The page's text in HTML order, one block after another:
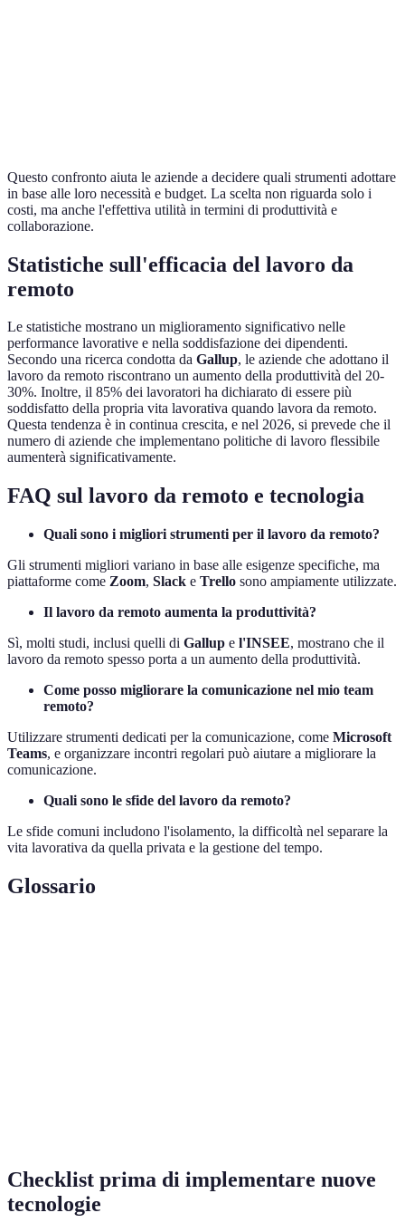
Questo confronto aiuta le aziende a decidere quali strumenti adottare
in base alle loro necessità e budget. La scelta non riguarda solo i
costi, ma anche l'effettiva utilità in termini di produttività e
collaborazione.
Statistiche sull'efficacia del lavoro da
remoto
Le statistiche mostrano un miglioramento significativo nelle
performance lavorative e nella soddisfazione dei dipendenti.
Secondo una ricerca condotta da Gallup, le aziende che adottano il
lavoro da remoto riscontrano un aumento della produttività del 20-
30%. Inoltre, il 85% dei lavoratori ha dichiarato di essere più
soddisfatto della propria vita lavorativa quando lavora da remoto.
Questa tendenza è in continua crescita, e nel 2026, si prevede che il
numero di aziende che implementano politiche di lavoro flessibile
aumenterà significativamente.
FAQ sul lavoro da remoto e tecnologia
Quali sono i migliori strumenti per il lavoro da remoto?
Gli strumenti migliori variano in base alle esigenze specifiche, ma
piattaforme come Zoom, Slack e Trello sono ampiamente utilizzate.
Il lavoro da remoto aumenta la produttività?
Sì, molti studi, inclusi quelli di Gallup e l'INSEE, mostrano che il
lavoro da remoto spesso porta a un aumento della produttività.
Come posso migliorare la comunicazione nel mio team
remoto?
Utilizzare strumenti dedicati per la comunicazione, come Microsoft
Teams, e organizzare incontri regolari può aiutare a migliorare la
comunicazione.
Quali sono le sfide del lavoro da remoto?
Le sfide comuni includono l'isolamento, la difficoltà nel separare la
vita lavorativa da quella privata e la gestione del tempo.
Glossario
Checklist prima di implementare nuove
tecnologie